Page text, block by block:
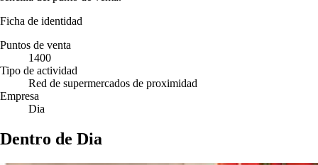
Ficha de identidad
Puntos de venta
1400
Tipo de actividad
Red de supermercados de proximidad
Empresa
Dia
Dentro de Dia